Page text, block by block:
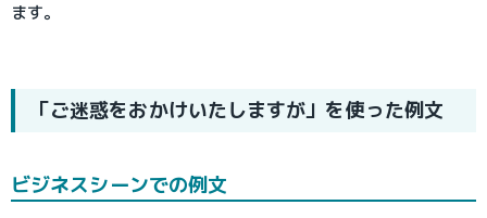
ます。
「ご迷惑をおかけいたしますが」を使った例文
ビジネスシーンでの例文